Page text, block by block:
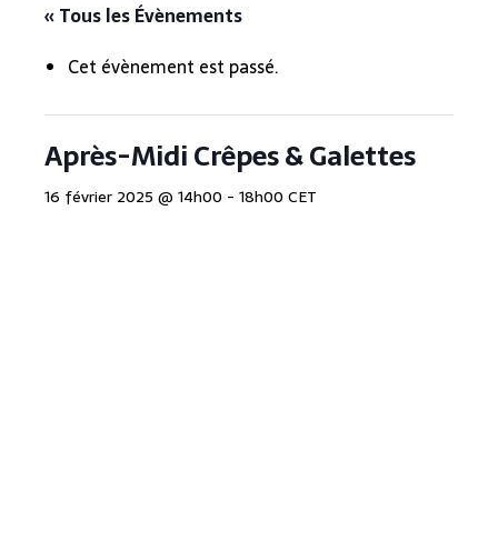
« Tous les Évènements
Cet évènement est passé.
Après-Midi Crêpes & Galettes
16 février 2025 @ 14h00 - 18h00 CET